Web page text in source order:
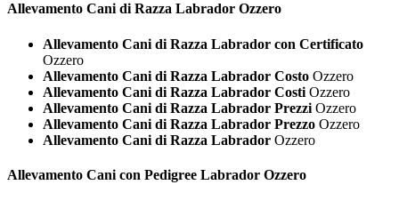
Allevamento Cani di Razza Labrador Ozzero
Allevamento Cani di Razza Labrador con Certificato
Ozzero
Allevamento Cani di Razza Labrador Costo Ozzero
Allevamento Cani di Razza Labrador Costi Ozzero
Allevamento Cani di Razza Labrador Prezzi Ozzero
Allevamento Cani di Razza Labrador Prezzo Ozzero
Allevamento Cani di Razza Labrador Ozzero
Allevamento Cani con Pedigree Labrador Ozzero